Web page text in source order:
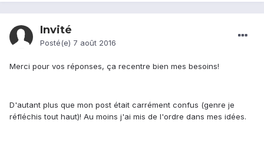
Invité
Posté(e) 7 août 2016
Merci pour vos réponses, ça recentre bien mes besoins!
D'autant plus que mon post était carrément confus (genre je
réfléchis tout haut)! Au moins j'ai mis de l'ordre dans mes idées.